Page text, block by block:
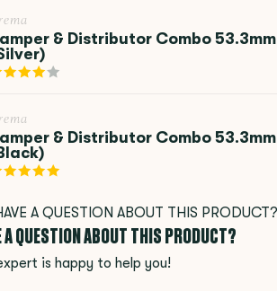
& Distributor Combo 53.3mm
& Distributor Combo 53.3mm
A QUESTION ABOUT THIS PRODUCT?
is happy to help you!